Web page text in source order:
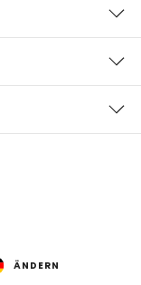
ÄNDERN